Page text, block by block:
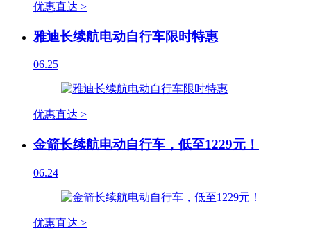
优惠直达 >
雅迪长续航电动自行车限时特惠
06.25
优惠直达 >
金箭长续航电动自行车，低至1229元！
06.24
优惠直达 >